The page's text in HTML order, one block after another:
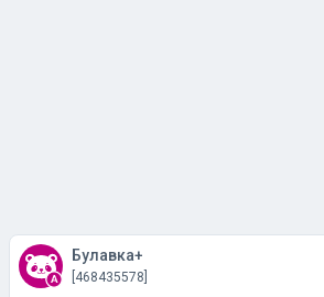
Булавка+
[468435578]